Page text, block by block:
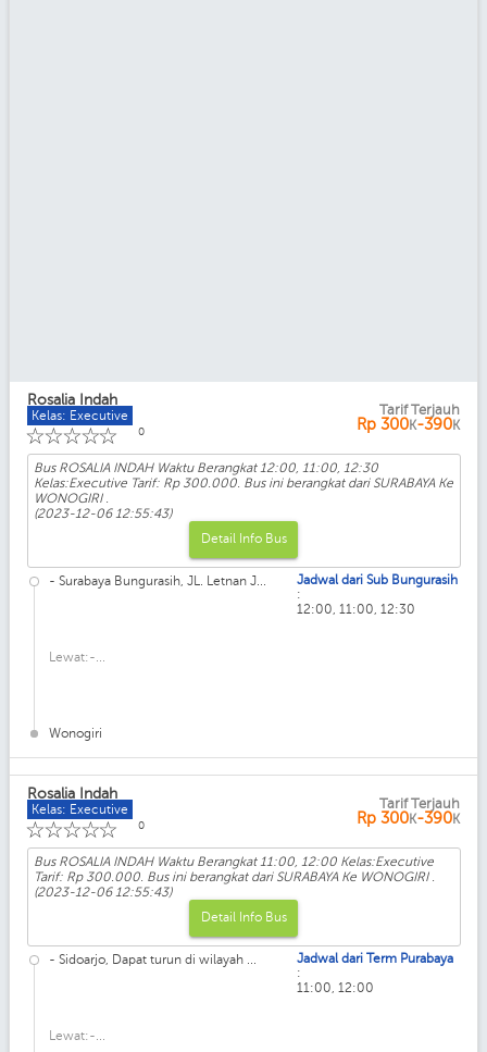
Rosalia Indah
Kelas: Executive
☆
☆
☆
☆
☆ 0
Tarif Terjauh
Rp 300K-390K
Bus ROSALIA INDAH Waktu Berangkat 12:00, 11:00, 12:30
Kelas:Executive Tarif: Rp 300.000. Bus ini berangkat dari SURABAYA Ke
WONOGIRI .
(2023-12-06 12:55:43)
Detail Info Bus
- Surabaya Bungurasih, JL. Letnan J...
Lewat:-...
Wonogiri
Jadwal dari Sub Bungurasih
:
12:00, 11:00, 12:30
Rosalia Indah
Kelas: Executive
☆
☆
☆
☆
☆ 0
Tarif Terjauh
Rp 300K-390K
Bus ROSALIA INDAH Waktu Berangkat 11:00, 12:00 Kelas:Executive
Tarif: Rp 300.000. Bus ini berangkat dari SURABAYA Ke WONOGIRI .
(2023-12-06 12:55:43)
Detail Info Bus
- Sidoarjo, Dapat turun di wilayah ...
Lewat:-...
Jadwal dari Term Purabaya
:
11:00, 12:00